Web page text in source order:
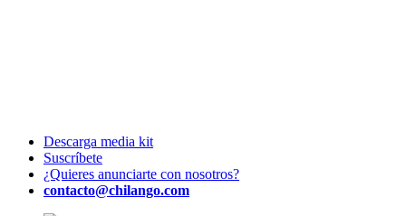
Descarga media kit
Suscríbete
¿Quieres anunciarte con nosotros?
contacto@chilango.com